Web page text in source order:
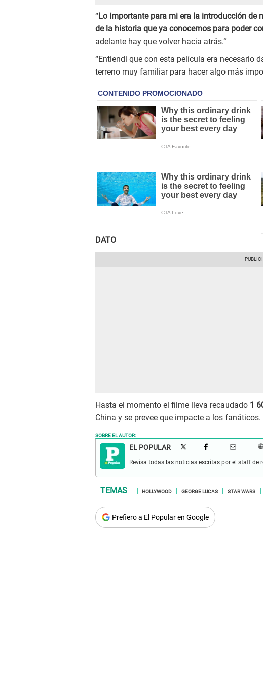
“Lo importante para mi era la introducción
de la historia que ya conocemos para poder
adelante hay que volver hacia atrás.”
“Entiendi que con esta película era necesario
terreno muy familiar para hacer algo más
DATO
Hasta el momento el filme lleva recaudado 1
China y se prevee que impacte a los fanáticos.
SOBRE EL AUTOR:
EL POPULAR
Revisa todas las noticias escritas por el staff de
HOLLYWOOD GEORGE LUCAS STAR WARS
Prefiero a El Popular en Google